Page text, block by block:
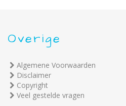
Overige
Algemene Voorwaarden
Disclaimer
Copyright
Veel gestelde vragen